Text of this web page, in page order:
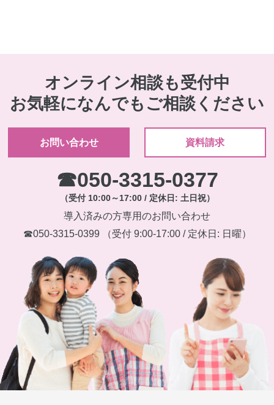
オンライン相談も受付中
お気軽になんでもご相談ください
お問い合わせ 資料請求
☎050-3315-0377
（受付 10:00～17:00 / 定休日: 土日祝）
導入済みの方専用のお問い合わせ
☎050-3315-0399（受付 9:00-17:00 / 定休日: 日曜）